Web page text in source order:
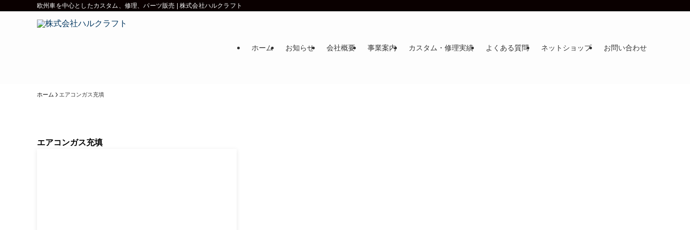
欧州車を中心としたカスタム、修理、パーツ販売 | 株式会社ハルクラフト
ホーム お知らせ 会社概要 事業案内 カスタム・修理実績 よくある質問 ネットショップ お問い合わせ
ホーム エアコンガス充填
エアコンガス充填